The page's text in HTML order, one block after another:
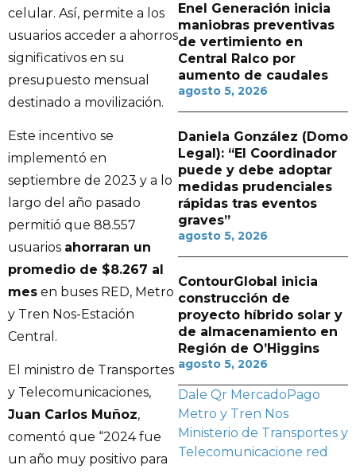
celular. Así, permite a los
usuarios acceder a ahorros
significativos en su
presupuesto mensual
destinado a movilización.
Este incentivo se
implementó en
septiembre de 2023 y a lo
largo del año pasado
permitió que 88.557
usuarios ahorraran un
promedio de $8.267 al
mes en buses RED, Metro
y Tren Nos-Estación
Central.
El ministro de Transportes
y Telecomunicaciones,
Juan Carlos Muñoz,
comentó que “2024 fue
un año muy positivo para
Enel Generación inicia
maniobras preventivas
de vertimiento en
Central Ralco por
aumento de caudales
agosto 5, 2026
Daniela González (Domo
Legal): “El Coordinador
puede y debe adoptar
medidas prudenciales
rápidas tras eventos
graves”
agosto 5, 2026
ContourGlobal inicia
construcción de
proyecto híbrido solar y
de almacenamiento en
Región de O’Higgins
agosto 5, 2026
Dale Qr MercadoPago
Metro y Tren Nos
Ministerio de Transportes y
Telecomunicacione red